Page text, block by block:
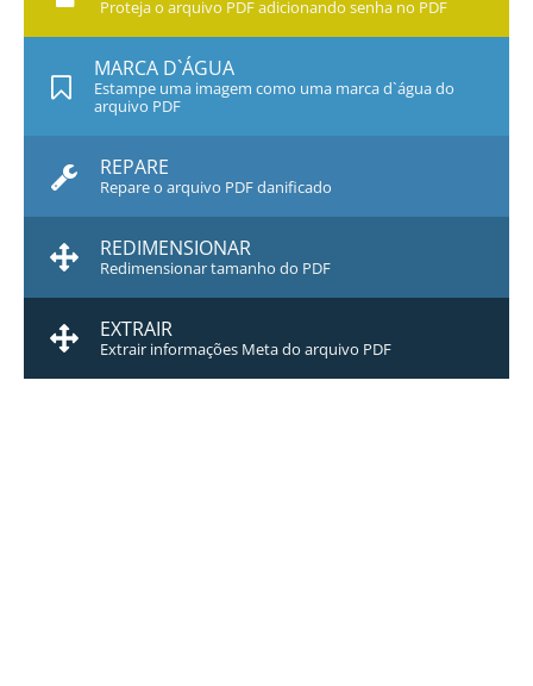
Proteja o arquivo PDF adicionando senha no PDF
MARCA D`ÁGUA
Estampe uma imagem como uma marca d`água do
arquivo PDF
REPARE
Repare o arquivo PDF danificado
REDIMENSIONAR
Redimensionar tamanho do PDF
EXTRAIR
Extrair informações Meta do arquivo PDF